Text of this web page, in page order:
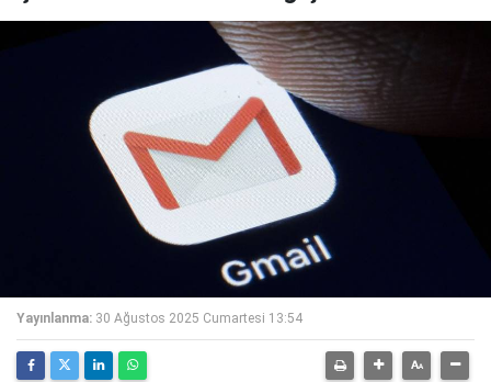
Yayınlanma: 30 Ağustos 2025 Cumartesi 13:54